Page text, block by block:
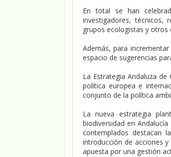
En total se han
investigadores, técnicos,
grupos ecologistas y otros
Además, para
espacio de sugerencias
La Estrategia Andaluza
política europea e
conjunto de la política
La nueva estrategia
biodiversidad en
contemplados destacan
introducción de acciones
apuesta por una gestión